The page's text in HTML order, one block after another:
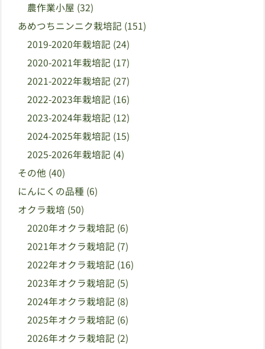
農作業小屋 (32)
あめつちニンニク栽培記 (151)
2019-2020年栽培記 (24)
2020-2021年栽培記 (17)
2021-2022年栽培記 (27)
2022-2023年栽培記 (16)
2023-2024年栽培記 (12)
2024-2025年栽培記 (15)
2025-2026年栽培記 (4)
その他 (40)
にんにくの品種 (6)
オクラ栽培 (50)
2020年オクラ栽培記 (6)
2021年オクラ栽培記 (7)
2022年オクラ栽培記 (16)
2023年オクラ栽培記 (5)
2024年オクラ栽培記 (8)
2025年オクラ栽培記 (6)
2026年オクラ栽培記 (2)